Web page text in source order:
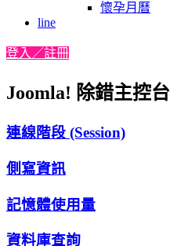
懷孕月曆
line
登入／註冊
Joomla! 除錯主控台
連線階段 (Session)
側寫資訊
記憶體使用量
資料庫查詢